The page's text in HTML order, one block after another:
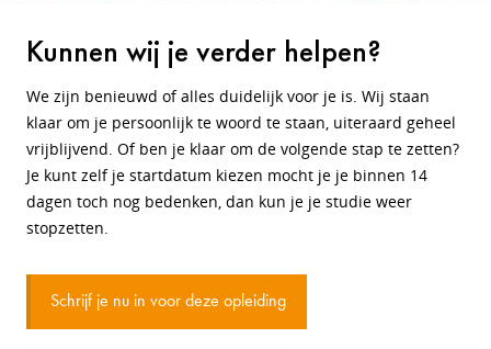
Kunnen wij je verder helpen?
We zijn benieuwd of alles duidelijk voor je is. Wij staan
klaar om je persoonlijk te woord te staan, uiteraard geheel
vrijblijvend. Of ben je klaar om de volgende stap te zetten?
Je kunt zelf je startdatum kiezen mocht je je binnen 14
dagen toch nog bedenken, dan kun je je studie weer
stopzetten.
Schrijf je nu in voor deze opleiding